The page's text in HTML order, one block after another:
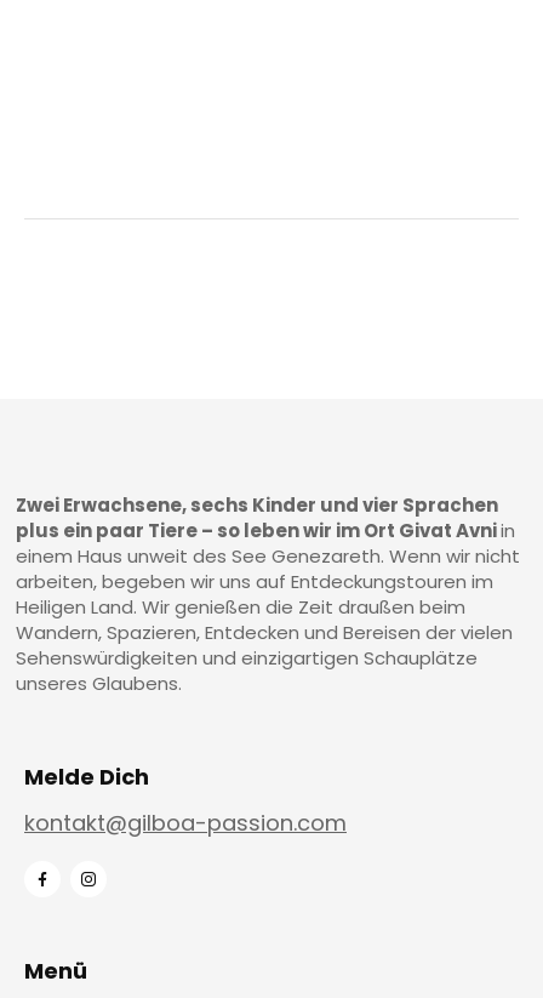
Zwei Erwachsene, sechs Kinder und vier Sprachen
plus ein paar Tiere – so leben wir im Ort Givat Avniin
einem Haus unweit des See Genezareth. Wenn wir nicht
arbeiten, begeben wir uns auf Entdeckungstouren im
Heiligen Land. Wir genießen die Zeit draußen beim
Wandern, Spazieren, Entdecken und Bereisen der vielen
Sehenswürdigkeiten und einzigartigen Schauplätze
unseres Glaubens.
Melde Dich
kontakt@gilboa-passion.com
Menü